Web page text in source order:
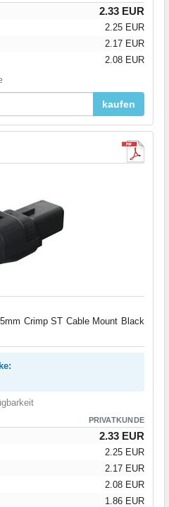
2.33 EUR
2.25 EUR
2.17 EUR
2.08 EUR
kaufen
Crimp ST Cable Mount Black
PRIVATKUNDE
2.33 EUR
2.25 EUR
2.17 EUR
2.08 EUR
1.86 EUR